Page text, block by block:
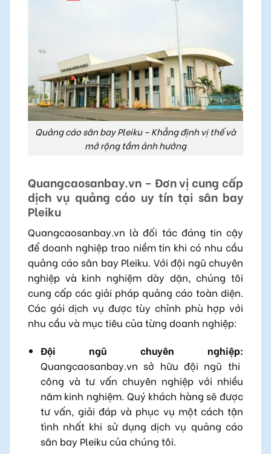
Quảng cáo sân bay Pleiku – Khẳng định vị thế và
mở rộng tầm ảnh hưởng
Quangcaosanbay.vn – Đơn vị cung cấp
dịch vụ quảng cáo uy tín tại sân bay
Pleiku
Quangcaosanbay.vn là đối tác đáng tin cậy
để doanh nghiệp trao niềm tin khi có nhu cầu
quảng cáo sân bay Pleiku. Với đội ngũ chuyên
nghiệp và kinh nghiệm dày dặn, chúng tôi
cung cấp các giải pháp quảng cáo toàn diện.
Các gói dịch vụ được tùy chỉnh phù hợp với
nhu cầu và mục tiêu của từng doanh nghiệp:
Đội ngũ chuyên nghiệp:
Quangcaosanbay.vn sở hữu đội ngũ thi
công và tư vấn chuyên nghiệp với nhiều
năm kinh nghiệm. Quý khách hàng sẽ được
tư vấn, giải đáp và phục vụ một cách tận
tình nhất khi sử dụng dịch vụ quảng cáo
sân bay Pleiku của chúng tôi.